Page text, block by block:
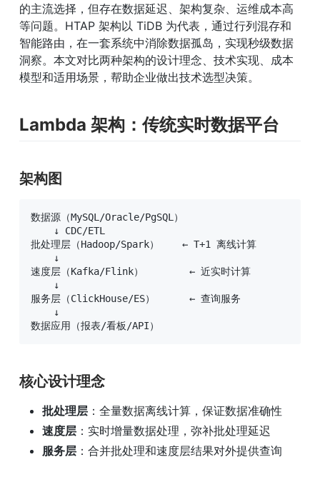
的主流选择，但存在数据延迟、架构复杂、运维成本高
等问题。HTAP 架构以 TiDB 为代表，通过行列混存和
智能路由，在一套系统中消除数据孤岛，实现秒级数据
洞察。本文对比两种架构的设计理念、技术实现、成本
模型和适用场景，帮助企业做出技术选型决策。
Lambda 架构：传统实时数据平台
架构图
数据源（MySQL/Oracle/PgSQL）
    ↓ CDC/ETL
批处理层（Hadoop/Spark）    ← T+1 离线计算
    ↓
速度层（Kafka/Flink）        ← 近实时计算
    ↓
服务层（ClickHouse/ES）      ← 查询服务
    ↓
数据应用（报表/看板/API）
核心设计理念
批处理层 ：全量数据离线计算，保证数据准确性
速度层 ：实时增量数据处理，弥补批处理延迟
服务层 ：合并批处理和速度层结果对外提供查询